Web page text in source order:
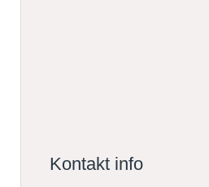
Kontakt info